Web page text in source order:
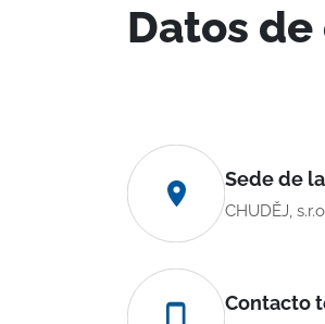
Datos
Sede de
CHUDĚJ,
Contacto